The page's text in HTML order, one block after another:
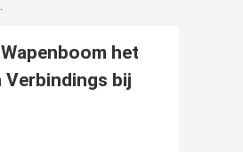
het
bij